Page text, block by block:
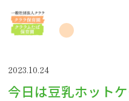
2023.10.24
今日は豆乳ホット